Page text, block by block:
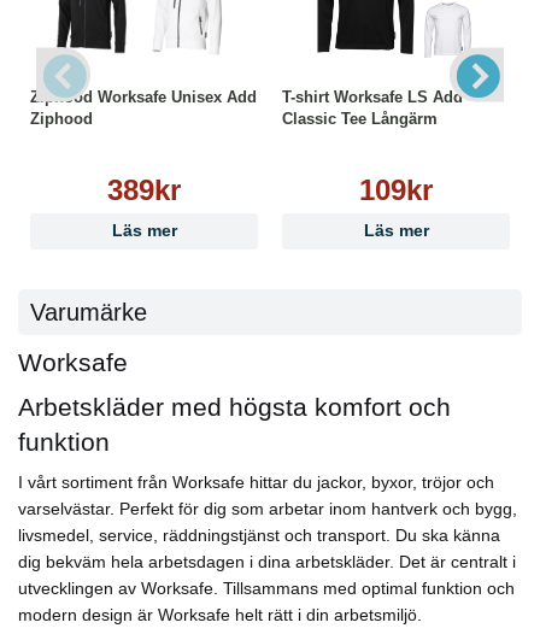
Ziphood Worksafe Unisex Add
Ziphood
389kr
Läs mer
T-shirt Worksafe LS Add
Classic Tee Långärm
109kr
Läs mer
Varumärke
Worksafe
Arbetskläder med högsta komfort och
funktion
I vårt sortiment från Worksafe hittar du jackor, byxor, tröjor och
varselvästar. Perfekt för dig som arbetar inom hantverk och bygg,
livsmedel, service, räddningstjänst och transport. Du ska känna
dig bekväm hela arbetsdagen i dina arbetskläder. Det är centralt i
utvecklingen av Worksafe. Tillsammans med optimal funktion och
modern design är Worksafe helt rätt i din arbetsmiljö.